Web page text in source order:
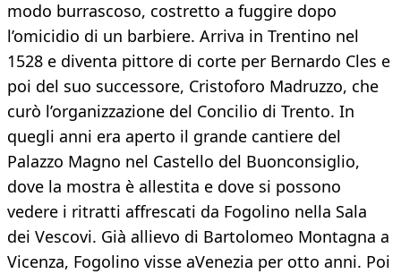
modo burrascoso, costretto a fuggire dopo
l’omicidio di un barbiere. Arriva in Trentino nel
1528 e diventa pittore di corte per Bernardo Cles e
poi del suo successore, Cristoforo Madruzzo, che
curò l’organizzazione del Concilio di Trento. In
quegli anni era aperto il grande cantiere del
Palazzo Magno nel Castello del Buonconsiglio,
dove la mostra è allestita e dove si possono
vedere i ritratti affrescati da Fogolino nella Sala
dei Vescovi. Già allievo di Bartolomeo Montagna a
Vicenza, Fogolino visse aVenezia per otto anni. Poi